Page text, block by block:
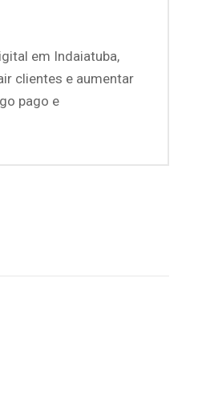
em Indaiatuba,
clientes e aumentar
pago e